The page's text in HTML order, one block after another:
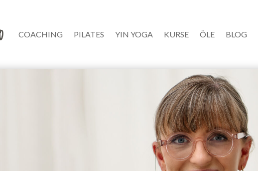
COACHING PILATES YIN YOGA KURSE ÖLE BLOG